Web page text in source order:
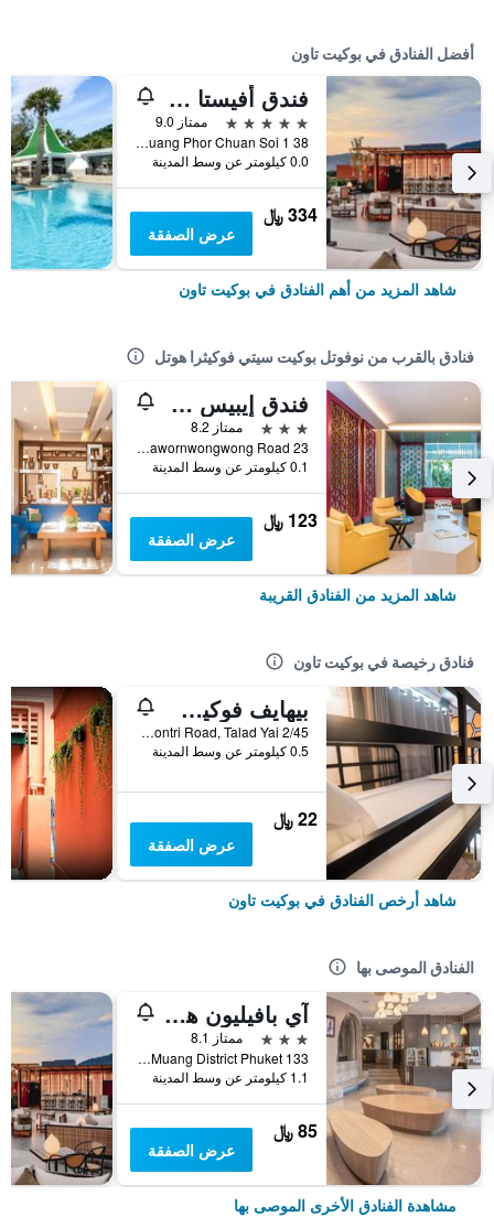
أفضل الفنادق في بوكيت تاون
فندق أفيستا جراند، بوكيت كارون - مجموعة إم جاليري
5 نجوم
ممتاز 9.0
38 Soi Luang Phor Chuan Soi 1, بوكيت تاون, تايلاند
0.0 كيلومتر عن وسط المدينة
334 ﷼
عرض الصفقة
شاهد المزيد من أهم الفنادق في بوكيت تاون
فنادق بالقرب من نوفوتل بوكيت سيتي فوكيثرا هوتل
فندق إيبيس ستايلز، بوكيت سيتي
3 نجوم
ممتاز 8.2
23 Thawornwongwong Road, بوكيت تاون, تايلاند
0.1 كيلومتر عن وسط المدينة
123 ﷼
عرض الصفقة
شاهد المزيد من الفنادق القريبة
فنادق رخيصة في بوكيت تاون
بيهايف فوكيت أولد تاون هوستيل
2/45 Montri Road, Talad Yai, بوكيت تاون, تايلاند
0.5 كيلومتر عن وسط المدينة
22 ﷼
عرض الصفقة
شاهد أرخص الفنادق في بوكيت تاون
الفنادق الموصى بها
آي بافيليون هوتل فوكيت
3 نجوم
ممتاز 8.1
133 Satoon Road Muang District Phuket, بوكيت تاون, تايلاند
1.1 كيلومتر عن وسط المدينة
85 ﷼
عرض الصفقة
مشاهدة الفنادق الأخرى الموصى بها